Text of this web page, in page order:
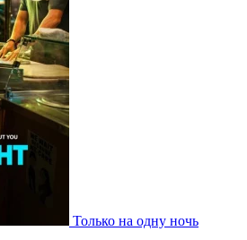
Только на одну ночь